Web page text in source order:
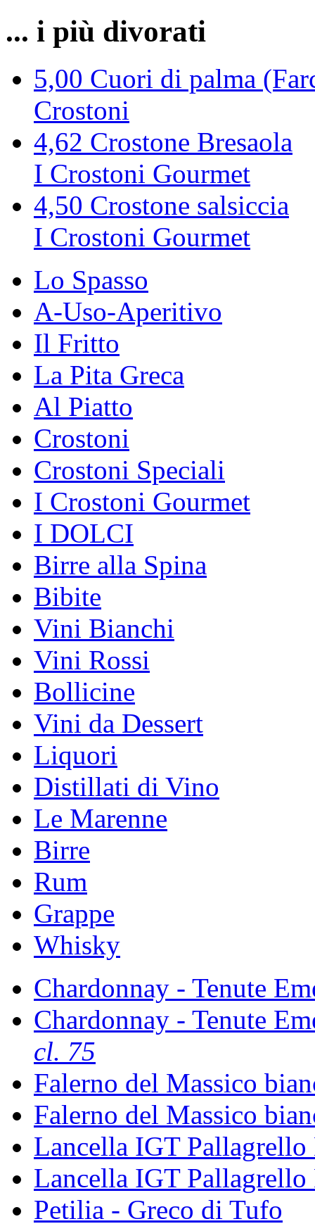
... i più divorati
5,00 Cuori di palma
Crostoni
4,62 Crostone Bresaola
I Crostoni Gourmet
4,50 Crostone salsiccia
I Crostoni Gourmet
Lo Spasso
A-Uso-Aperitivo
Il Fritto
La Pita Greca
Al Piatto
Crostoni
Crostoni Speciali
I Crostoni Gourmet
I DOLCI
Birre alla Spina
Bibite
Vini Bianchi
Vini Rossi
Bollicine
Vini da Dessert
Liquori
Distillati di Vino
Le Marenne
Birre
Rum
Grappe
Whisky
Chardonnay - Tenute
Chardonnay - Tenute
cl. 75
Falerno del Massico
Falerno del Massico
Lancella IGT Pallagrello
Lancella IGT Pallagrello
Petilia - Greco di Tufo